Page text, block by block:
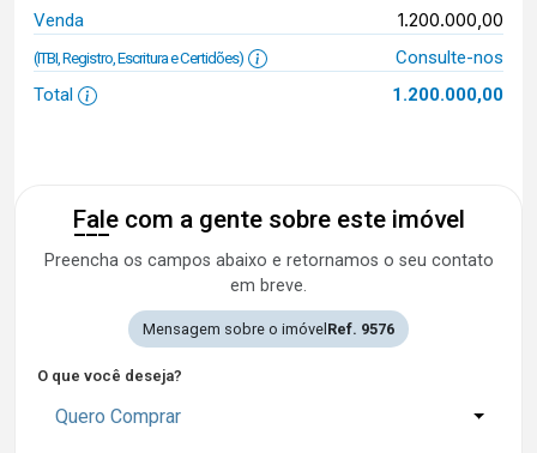
Venda 1.200.000,00
(ITBI, Registro, Escritura e Certidões)
Consulte-nos
Total
1.200.000,00
Fale com a gente sobre este imóvel
Preencha os campos abaixo e retornamos o seu contato
em breve.
Mensagem sobre o imóvel Ref. 9576
O que você deseja?
Quero Comprar